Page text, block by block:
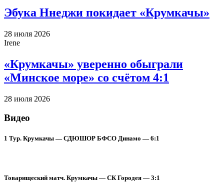
Эбука Ннеджи покидает «Крумкачы»
28 июля 2026
Irene
«Крумкачы» уверенно обыграли
«Минское море» со счётом 4:1
28 июля 2026
Видео
1 Тур. Крумкачы — СДЮШОР БФСО Динамо — 6:1
Товарищеский матч. Крумкачы — СК Городея — 3:1